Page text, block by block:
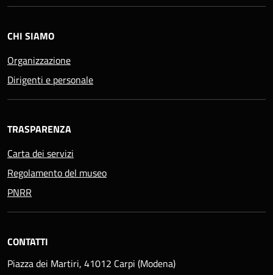
CHI SIAMO
Organizzazione
Dirigenti e personale
TRASPARENZA
Carta dei servizi
Regolamento del museo
PNRR
CONTATTI
Piazza dei Martiri, 41012 Carpi (Modena)